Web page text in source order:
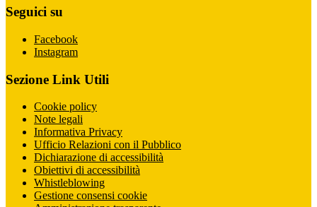
Seguici su
Facebook
Instagram
Sezione Link Utili
Cookie policy
Note legali
Informativa Privacy
Ufficio Relazioni con il Pubblico
Dichiarazione di accessibilità
Obiettivi di accessibilità
Whistleblowing
Gestione consensi cookie